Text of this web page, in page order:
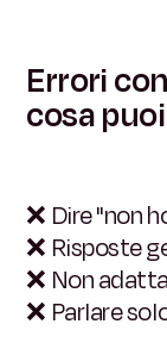
Errori
cosa
❌ Dire "non
❌ Risposte
❌ Non
❌ Parlare